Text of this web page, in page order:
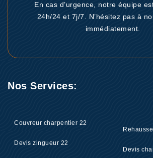
En cas d’urgence, notre équipe
24h/24 et 7j/7. N’hésitez pas à
immédiatement.
Nos Services:
Couvreur charpentier 22
Devis zingueur 22
Devis